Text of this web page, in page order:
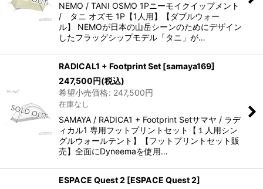
NEMO / TANI OSMO 1Pニーモイクイップメント
/ タニ オズモ 1P【1人用】【ダブルウォー
ル】 NEMOが日本の山岳シーンのためにデザイン
したフラッグシップモデル「タニ」が…
RADICAL1 + Footprint Set [samaya169]
247,500円(税込)
希望小売価格: 247,500円
在庫なし
SAMAYA / RADICA1 + Footprint Setサマヤ / ラデ
ィカル1 専用フットプリントセット【１人用シン
グルウォールテント】【フットプリントセット販
売】全面にDyneemaを使用…
ESPACE Quest 2 [ESPACE Quest 2]